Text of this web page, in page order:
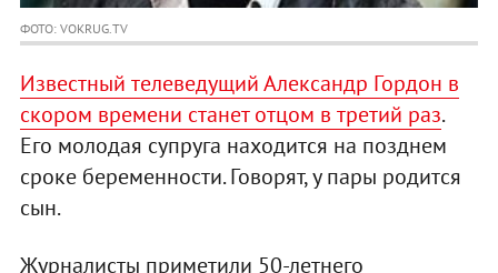
ФОТО: VOKRUG.TV
Известный телеведущий Александр Гордон в
скором времени станет отцом в третий раз.
Его молодая супруга находится на позднем
сроке беременности. Говорят, у пары родится
сын.
Журналисты приметили 50-летнего